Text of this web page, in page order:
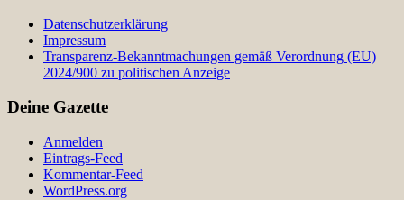
Datenschutzerklärung
Impressum
Transparenz-Bekanntmachungen gemäß Verordnung (EU)
2024/900 zu politischen Anzeige
Deine Gazette
Anmelden
Eintrags-Feed
Kommentar-Feed
WordPress.org